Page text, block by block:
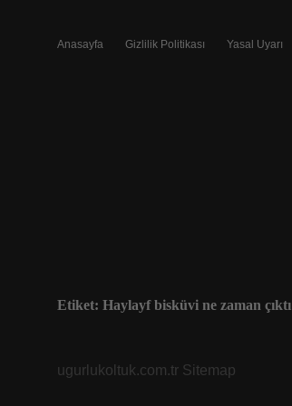
Anasayfa Gizlilik Politikası Yasal Uyarı
Etiket: Haylayf bisküvi ne zaman çıktı
ugurlukoltuk.com.tr Sitemap